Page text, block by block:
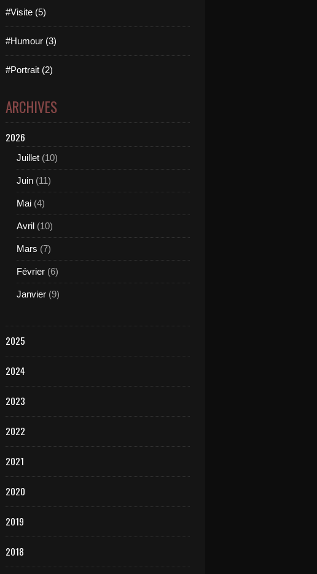
#Visite (5)
#Humour (3)
#Portrait (2)
ARCHIVES
2026
Juillet (10)
Juin (11)
Mai (4)
Avril (10)
Mars (7)
Février (6)
Janvier (9)
2025
2024
2023
2022
2021
2020
2019
2018